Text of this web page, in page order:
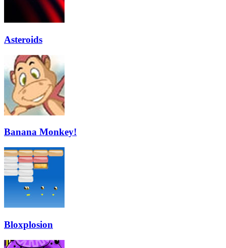
Asteroids
Banana Monkey!
Bloxplosion